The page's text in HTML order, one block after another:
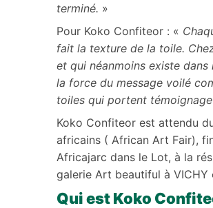
terminé. »
Pour Koko Confiteor : «
fait la texture de la toile.
et qui néanmoins existe
la force du message voilé
toiles qui portent
Koko Confiteor est attendu
africains ( African Art Fair),
Africajarc dans le Lot, à la
galerie Art beautiful à VICHY
Qui est Koko